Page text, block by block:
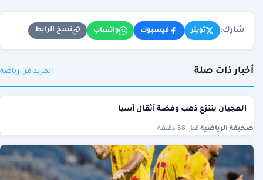
شارك: تويتر فيسبوك واتساب نسخ الرابط
أخبار ذات صلة المزيد من رياضة
العجيان ينتزع ذهب وفضة أثقال آسيا
صحيفة الرياضية قبل 58 دقيقة